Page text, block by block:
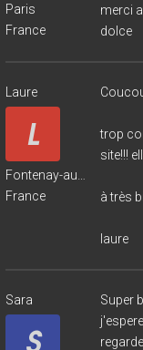
Paris
France
merci
dolce
Laure
France
trop
site!!!
à très
laure
Sara
Super